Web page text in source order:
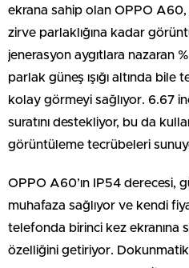
ekrana sahip olan OPPO A60,
zirve parlaklığına kadar
jenerasyon aygıtlara nazaran
parlak güneş ışığı altında bile
kolay görmeyi sağlıyor. 6.67
suratını destekliyor, bu da
görüntüleme tecrübeleri
OPPO A60’ın IP54 derecesi,
muhafaza sağlıyor ve kendi
telefonda birinci kez ekranına
özelliğini getiriyor.